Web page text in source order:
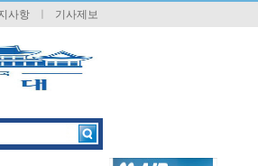
사항 기사제보